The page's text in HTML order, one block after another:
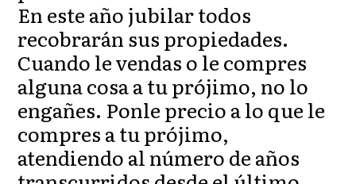
En este año jubilar todos
recobrarán sus propiedades.
Cuando le vendas o le compres
alguna cosa a tu prójimo, no lo
engañes. Ponle precio a lo que le
compres a tu prójimo,
atendiendo al número de años